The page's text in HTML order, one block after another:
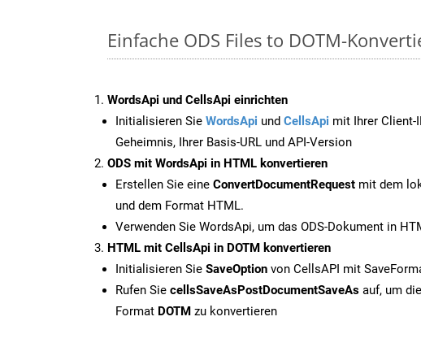
Einfache ODS Files to DOTM-
WordsApi und CellsApi einrichten
Initialisieren Sie WordsApi und CellsApi mit Ihrer Client-
Geheimnis, Ihrer Basis-URL und API-Version
ODS mit WordsApi in HTML konvertieren
Erstellen Sie eine ConvertDocumentRequest mit dem
und dem Format HTML.
Verwenden Sie WordsApi, um das ODS-Dokument in
HTML mit CellsApi in DOTM konvertieren
Initialisieren Sie SaveOption von CellsAPI mit
Rufen Sie cellsSaveAsPostDocumentSaveAs auf, um
Format DOTM zu konvertieren